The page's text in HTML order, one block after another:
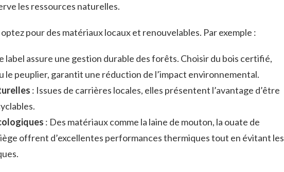
les ressources naturelles.
pour des matériaux locaux et renouvelables. Par exemple :
label assure une gestion durable des forêts. Choisir du bois certifié,
le peuplier, garantit une réduction de l’impact environnemental.
: Issues de carrières locales, elles présentent l’avantage d’être
: Des matériaux comme la laine de mouton, la ouate de
offrent d’excellentes performances thermiques tout en évitant les